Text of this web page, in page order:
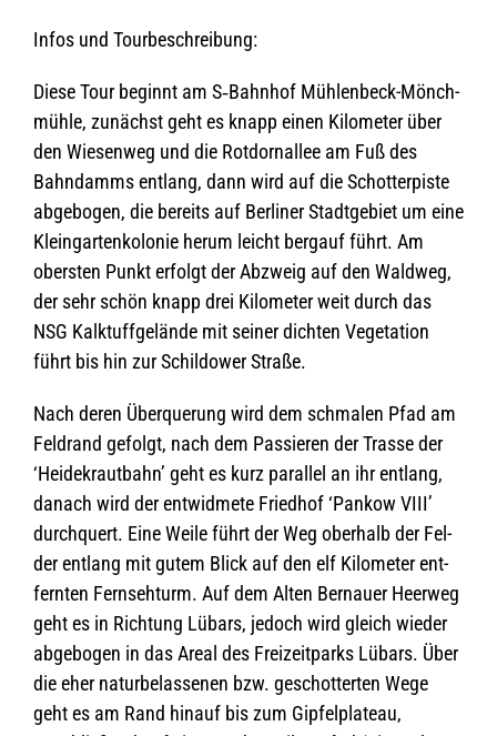
Infos und Tourbeschreibung:
Diese Tour beginnt am S‑Bahnhof Müh­len­beck-Mönch­
mühle, zunächst geht es knapp einen Kilo­me­ter über
den Wie­sen­weg und die Rotd­orn­al­lee am Fuß des
Bahn­damms ent­lang, dann wird auf die Schot­ter­piste
abge­bo­gen, die bereits auf Ber­li­ner Stadt­ge­biet um eine
Klein­gar­ten­ko­lo­nie herum leicht berg­auf führt. Am
obers­ten Punkt erfolgt der Abzweig auf den Wald­weg,
der sehr schön knapp drei Kilo­me­ter weit durch das
NSG Kalk­tuff­ge­lände mit sei­ner dich­ten Vege­ta­tion
führt bis hin zur Schil­dower Straße.
Nach deren Über­que­rung wird dem schma­len Pfad am
Feld­rand gefolgt, nach dem Pas­sie­ren der Trasse der
‘Hei­de­kraut­bahn’ geht es kurz par­al­lel an ihr ent­lang,
danach wird der ent­wid­mete Fried­hof ‘Pan­kow VIII’
durch­quert. Eine Weile führt der Weg ober­halb der Fel­
der ent­lang mit gutem Blick auf den elf Kilo­me­ter ent­
fern­ten Fern­seh­turm. Auf dem Alten Ber­nauer Heer­weg
geht es in Rich­tung Lübars, jedoch wird gleich wie­der
abge­bo­gen in das Areal des Frei­zeit­parks Lübars. Über
die eher natur­be­las­se­nen bzw. geschot­ter­ten Wege
geht es am Rand hin­auf bis zum Gip­fel­pla­teau,